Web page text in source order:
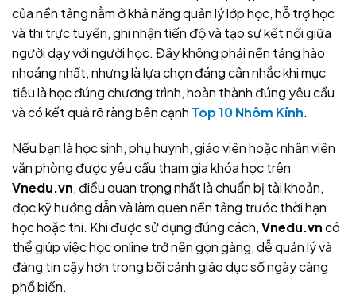
của nền tảng nằm ở khả năng quản lý lớp học, hỗ trợ học
và thi trực tuyến, ghi nhận tiến độ và tạo sự kết nối giữa
người dạy với người học. Đây không phải nền tảng hào
nhoáng nhất, nhưng là lựa chọn đáng cân nhắc khi mục
tiêu là học đúng chương trình, hoàn thành đúng yêu cầu
và có kết quả rõ ràng bên cạnh Top 10 Nhôm Kính.
Nếu bạn là học sinh, phụ huynh, giáo viên hoặc nhân viên
văn phòng được yêu cầu tham gia khóa học trên
Vnedu.vn, điều quan trọng nhất là chuẩn bị tài khoản,
đọc kỹ hướng dẫn và làm quen nền tảng trước thời hạn
học hoặc thi. Khi được sử dụng đúng cách,Vnedu.vncó
thể giúp việc học online trở nên gọn gàng, dễ quản lý và
đáng tin cậy hơn trong bối cảnh giáo dục số ngày càng
phổ biến.